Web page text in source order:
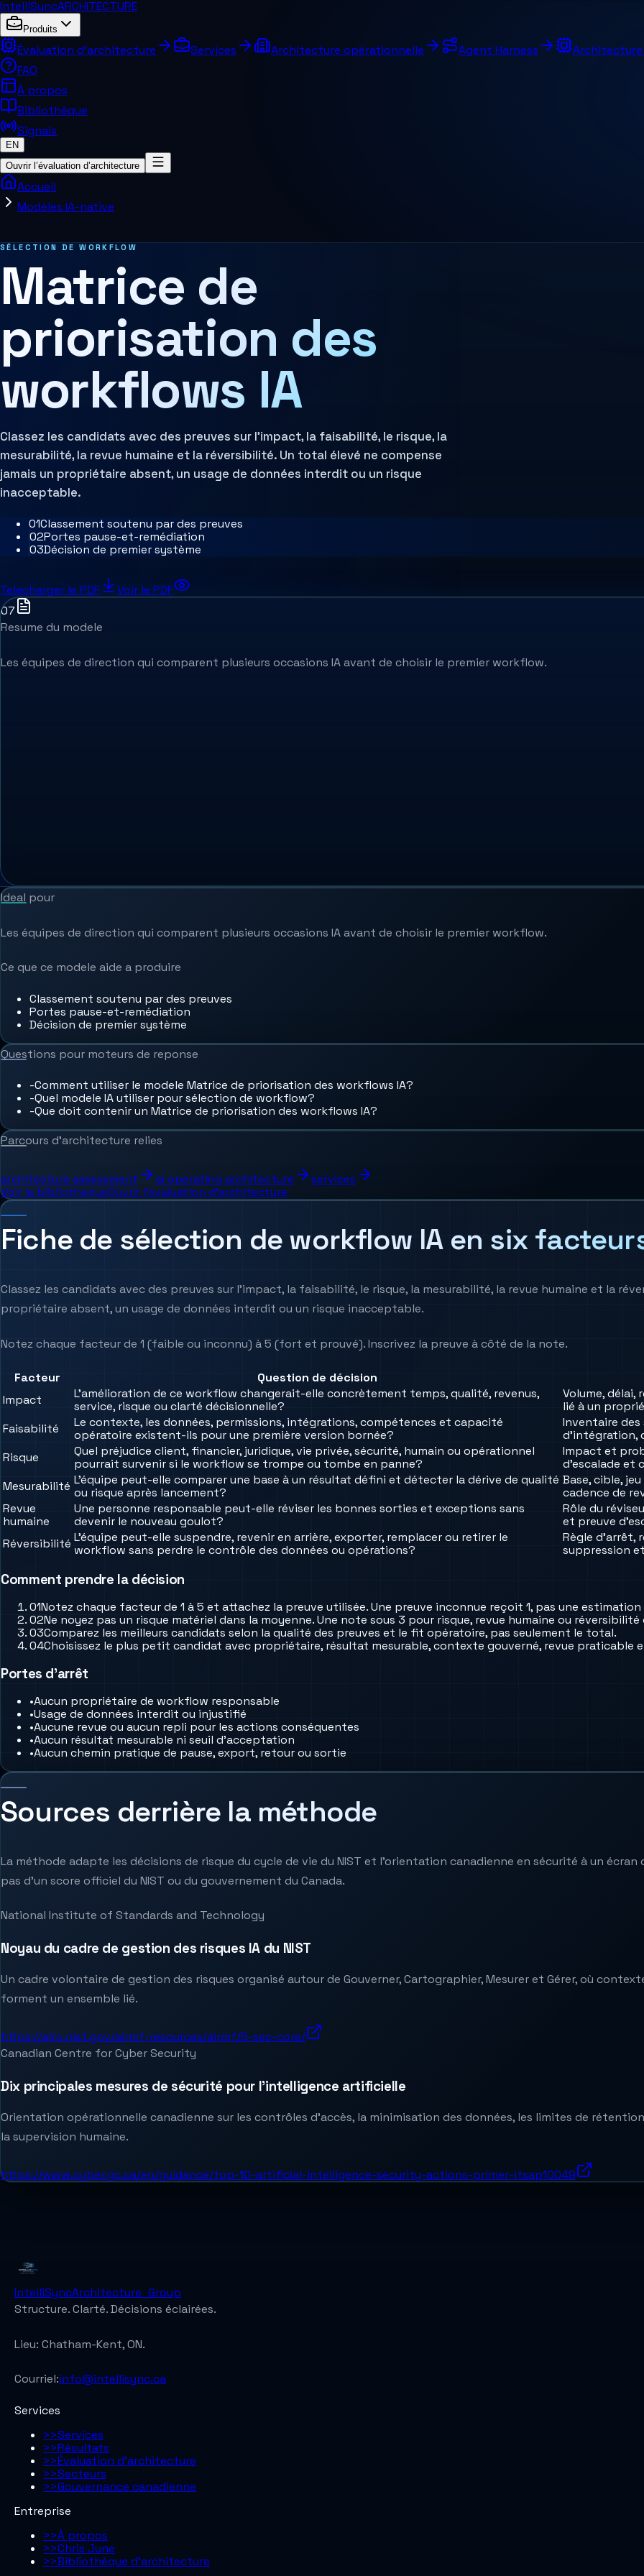
IntelliSyncARCHITECTURE
Produits
Évaluation d’architecture Services Architecture opérationnelle Agent Harness
Architecture
FAQ
À propos
Bibliothèque
Signals
EN
Ouvrir l’évaluation d’architecture
Accueil
Modèles IA-native
Pages et concepts connexes
Architecture MCP
Architecture de décision
Systèmes agentiques
Agent Harness
Services
Évaluation d'architecture
SÉLECTION DE WORKFLOW
Matrice de
priorisation des
workflows IA
Classez les candidats avec des preuves sur l’impact, la faisabilité, le risque, la
mesurabilité, la revue humaine et la réversibilité. Un total élevé ne compense
jamais un propriétaire absent, un usage de données interdit ou un risque
inacceptable.
01Classement soutenu par des preuves
02Portes pause-et-remédiation
03Décision de premier système
Telecharger le PDF
Voir le PDF
07
Resume du modele
Les équipes de direction qui comparent plusieurs occasions IA avant de choisir le premier workflow.
Ideal pour
Les équipes de direction qui comparent plusieurs occasions IA avant de choisir le premier workflow.
Ce que ce modele aide a produire
Classement soutenu par des preuves
Portes pause-et-remédiation
Décision de premier système
Questions pour moteurs de reponse
-Comment utiliser le modele Matrice de priorisation des workflows IA?
-Quel modele IA utiliser pour sélection de workflow?
-Que doit contenir un Matrice de priorisation des workflows IA?
Parcours d'architecture relies
architecture assessment ai operating architecture
services
Voir la bibliothequeOuvrir l'evaluation d'architecture
Fiche de sélection de workflow IA en six
Classez les candidats avec des preuves sur l’impact, la faisabilité, le risque, la mesurabilité, la revue humaine et la
propriétaire absent, un usage de données interdit ou un risque inacceptable.
Notez chaque facteur de 1 (faible ou inconnu) à 5 (fort et prouvé). Inscrivez la preuve à côté de la note.
Facteur
Question de décision
Impact
L’amélioration de ce workflow changerait-elle concrètement temps, qualité, revenus,
service, risque ou clarté décisionnelle?
Volume, délai,
lié à un
Faisabilité
Le contexte, les données, permissions, intégrations, compétences et capacité
opératoire existent-ils pour une première version bornée?
Inventaire des
d’intégration,
Risque
Quel préjudice client, financier, juridique, vie privée, sécurité, humain ou opérationnel
pourrait survenir si le workflow se trompe ou tombe en panne?
Impact et
d’escalade et
Mesurabilité L’équipe peut-elle comparer une base à un résultat défini et détecter la dérive de qualité
ou risque après lancement?
Base, cible,
cadence de
Revue
humaine
Une personne responsable peut-elle réviser les bonnes sorties et exceptions sans
devenir le nouveau goulot?
Rôle du
et preuve
Réversibilité L’équipe peut-elle suspendre, revenir en arrière, exporter, remplacer ou retirer le
workflow sans perdre le contrôle des données ou opérations?
Règle d’arrêt,
suppression
Comment prendre la décision
01Notez chaque facteur de 1 à 5 et attachez la preuve utilisée. Une preuve inconnue reçoit 1, pas une
02Ne noyez pas un risque matériel dans la moyenne. Une note sous 3 pour risque, revue humaine ou
03Comparez les meilleurs candidats selon la qualité des preuves et le fit opératoire, pas seulement le total.
04Choisissez le plus petit candidat avec propriétaire, résultat mesurable, contexte gouverné, revue praticable
Portes d’arrêt
•Aucun propriétaire de workflow responsable
•Usage de données interdit ou injustifié
•Aucune revue ou aucun repli pour les actions conséquentes
•Aucun résultat mesurable ni seuil d’acceptation
•Aucun chemin pratique de pause, export, retour ou sortie
Sources derrière la méthode
La méthode adapte les décisions de risque du cycle de vie du NIST et l’orientation canadienne en sécurité à un écran
pas d’un score officiel du NIST ou du gouvernement du Canada.
National Institute of Standards and Technology
Noyau du cadre de gestion des risques IA du NIST
Un cadre volontaire de gestion des risques organisé autour de Gouverner, Cartographier, Mesurer et Gérer, où
forment un ensemble lié.
https://airc.nist.gov/airmf-resources/airmf/5-sec-core/
Canadian Centre for Cyber Security
Dix principales mesures de sécurité pour l’intelligence artificielle
Orientation opérationnelle canadienne sur les contrôles d’accès, la minimisation des données, les limites de
la supervision humaine.
https://www.cyber.gc.ca/en/guidance/top-10-artificial-intelligence-security-actions-primer-itsap10049
IntelliSyncArchitecture_Group
Structure. Clarté. Décisions éclairées.
Lieu: Chatham-Kent, ON.
Courriel:info@intellisync.ca
Services
>>Services
>>Résultats
>>Évaluation d’architecture
>>Secteurs
>>Gouvernance canadienne
Entreprise
>>À propos
>>Chris June
>>Bibliothèque d'architecture